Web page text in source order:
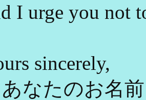
I urge you not
sincerely,
あなたのお名